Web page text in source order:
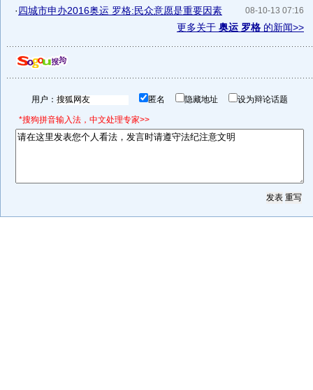
08-10-13 07:16
·四城市申办2016奥运 罗格:民众意愿是重要因素
更多关于 奥运 罗格 的新闻>>
用户： 匿名 隐藏地址 设为辩论话题
*搜狗拼音输入法，中文处理专家>>